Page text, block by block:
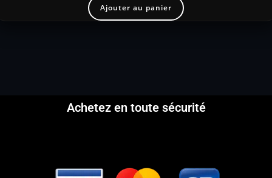
Ajouter au panier
Achetez en toute sécurité